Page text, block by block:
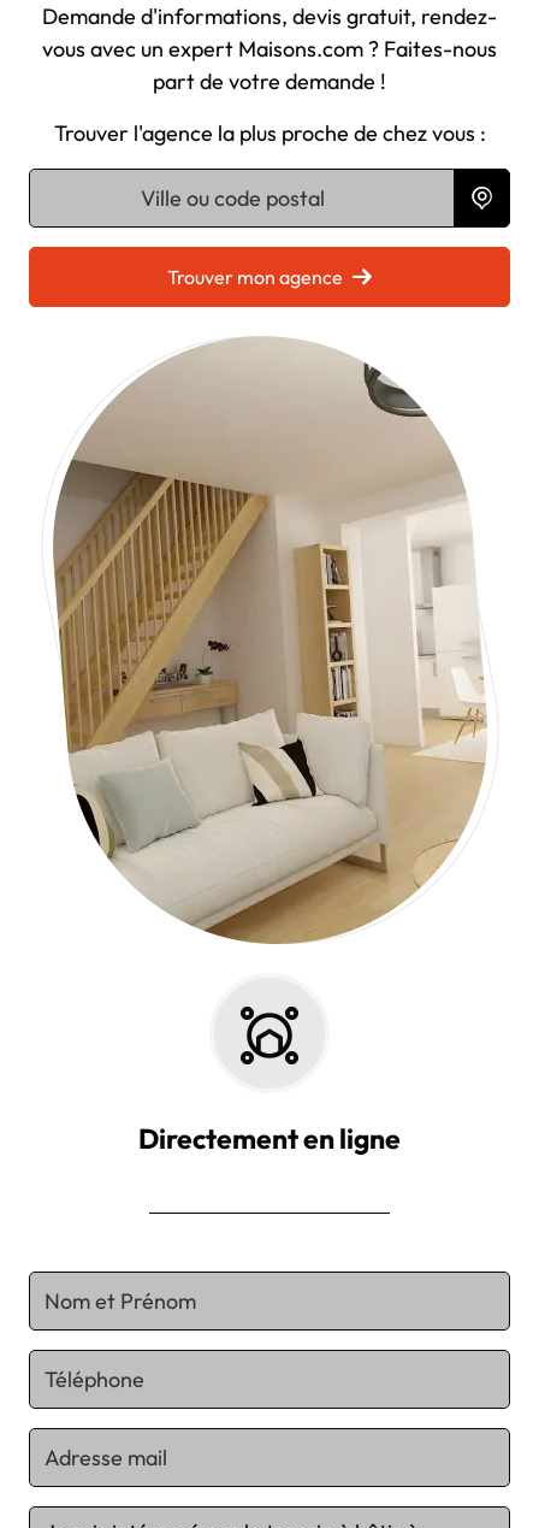
Demande d'informations, devis gratuit, rendez-
vous avec un expert Maisons.com ? Faites-nous
part de votre demande !
Trouver l'agence la plus proche de chez vous :
Chargement...
Trouver mon agence
Directement en ligne